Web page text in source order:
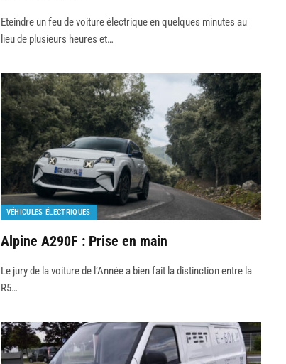
Eteindre un feu de voiture électrique en quelques minutes au
lieu de plusieurs heures et…
VÉHICULES ÉLECTRIQUES
Alpine A290F : Prise en main
Le jury de la voiture de l’Année a bien fait la distinction entre la
R5…